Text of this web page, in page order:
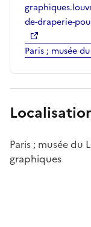
de-draperie-
Paris ; musée
Paris ; musée
graphiques